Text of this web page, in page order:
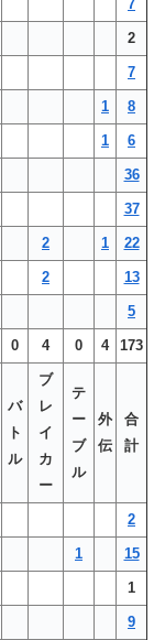
7
2
7
1 8
1 6
36
37
2 1 22
2 13
5
0 4 0 4 173
バ
ト
ル
ブ
レ
イ
カ
ー
テ
ー
ブ
ル
外
伝
合
計
2
1 15
1
9